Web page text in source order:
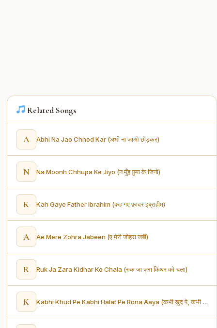
Related Songs
A Abhi Na Jao Chhod Kar (अभी ना जाओ छोड़कर)
N Na Moonh Chhupa Ke Jiyo (न मुँह छुपा के जियो)
K Kah Gaye Father Ibrahim (कह गए फ़ादर इब्राहीम)
A Ae Mere Zohra Jabeen (ए मेरी जोहरा जबीं)
R Ruk Ja Zara Kidhar Ko Chala (रुक जा ज़रा किधर को चला)
K Kabhi Khud Pe Kabhi Halat Pe Rona Aaya (कभी खुद पे, कभी हालात पे रोना आया)